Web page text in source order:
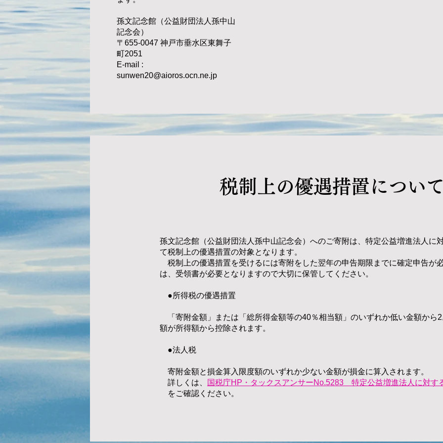
孫文記念館（公益財団法人孫中山
記念会）
〒655-0047 神戸市垂水区東舞子
町2051
E-mail :
sunwen20@aioros.ocn.ne.jp
税制上の優遇措置につい
孫文記念館（公益財団法人孫中山記念会）へのご寄附は、特定公益増進法人に
て税制上の優遇措置の対象となります。
税制上の優遇措置を受けるには寄附をした翌年の申告期限までに確定申告が
は、受領書が必要となりますので大切に保管してください。
●所得税の優遇措置
「寄附金額」または「総所得金額等の40％相当額」のいずれか低い金額から
額が所得額から控除されます。
●法人税
寄附金額と損金算入限度額のいずれか少ない金額が損金に算入されます。
詳しくは、
国税庁HP ・タックスアンサーNo.5283 特定公益増進法人に対す
をご確認ください。